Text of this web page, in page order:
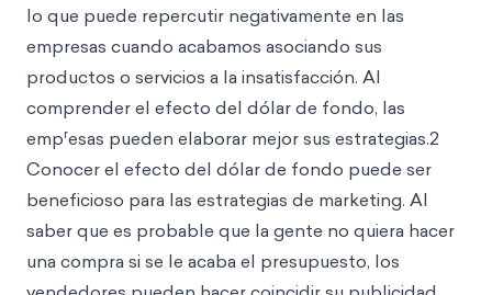
lo que puede repercutir negativamente en las
empresas cuando acabamos asociando sus
productos o servicios a la insatisfacción. Al
comprender el efecto del dólar de fondo, las
empresas pueden elaborar mejor sus estrategias.2
Conocer el efecto del dólar de fondo puede ser
beneficioso para las estrategias de marketing. Al
saber que es probable que la gente no quiera hacer
una compra si se le acaba el presupuesto, los